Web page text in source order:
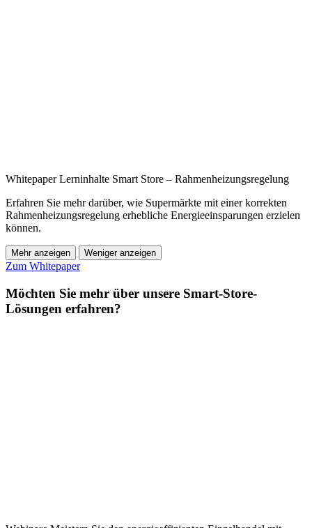
Whitepaper Lerninhalte Smart Store – Rahmenheizungsregelung
Erfahren Sie mehr darüber, wie Supermärkte mit einer korrekten
Rahmenheizungsregelung erhebliche Energieeinsparungen erzielen
können.
Mehr anzeigen Weniger anzeigen
Zum Whitepaper
Möchten Sie mehr über unsere Smart-Store-
Lösungen erfahren?